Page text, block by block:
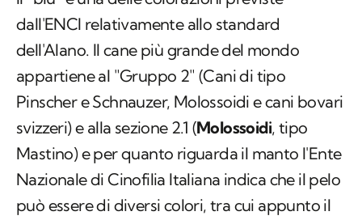
dall'ENCI relativamente allo standard
dell'Alano. Il cane più grande del mondo
appartiene al "Gruppo 2" (Cani di tipo
Pinscher e Schnauzer, Molossoidi e cani bovari
svizzeri) e alla sezione 2.1 (Molossoidi, tipo
Mastino) e per quanto riguarda il manto l'Ente
Nazionale di Cinofilia Italiana indica che il pelo
può essere di diversi colori, tra cui appunto il